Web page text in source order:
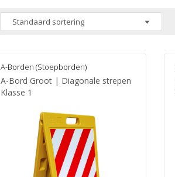
A-Borden (Stoepborden)
A-Bord Groot | Diagonale strepen
Klasse 1